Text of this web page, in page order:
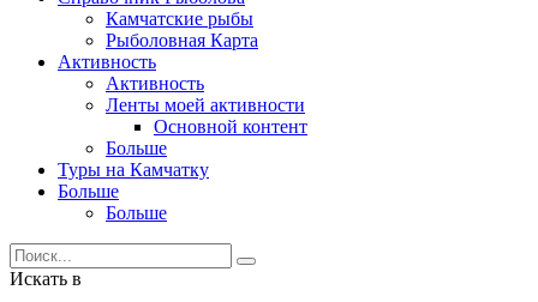
Камчатские рыбы
Рыболовная Карта
Активность
Активность
Ленты моей активности
Основной контент
Больше
Туры на Камчатку
Больше
Больше
Искать в